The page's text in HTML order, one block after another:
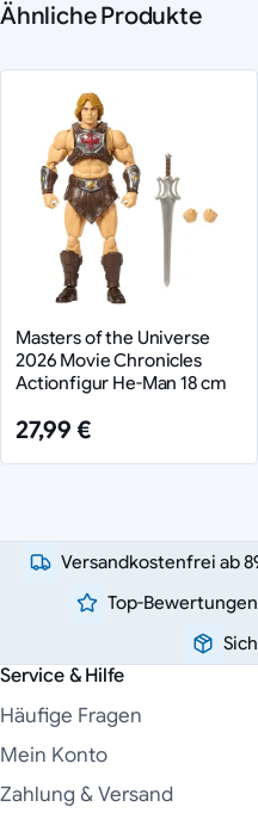
Ähnliche Produkte
Masters of the Universe
2026 Movie Chronicles
Actionfigur He-Man 18 cm
27,99 €
Versandkostenfrei ab
Top-Bewertungen
Service & Hilfe
Häufige Fragen
Mein Konto
Zahlung & Versand